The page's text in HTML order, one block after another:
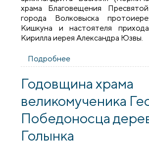
храма Благовещения
города Волковыска
Кишкуна и настоятеля
Кирилла иерея Александра Юзвы.
Подробнее
литургию в храме
Волковыска
Годовщина храма
великомученика
Победоносца
Голынка